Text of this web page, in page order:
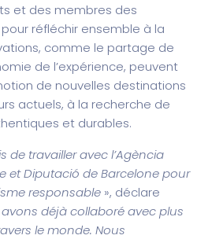
et des membres des
réfléchir ensemble à la
comme le partage de
de l’expérience, peuvent
de nouvelles destinations
actuels, à la recherche de
et durables.
de travailler avec l’Agència
et Diputació de Barcelone pour
responsable », déclare
déjà collaboré avec plus
le monde. Nous